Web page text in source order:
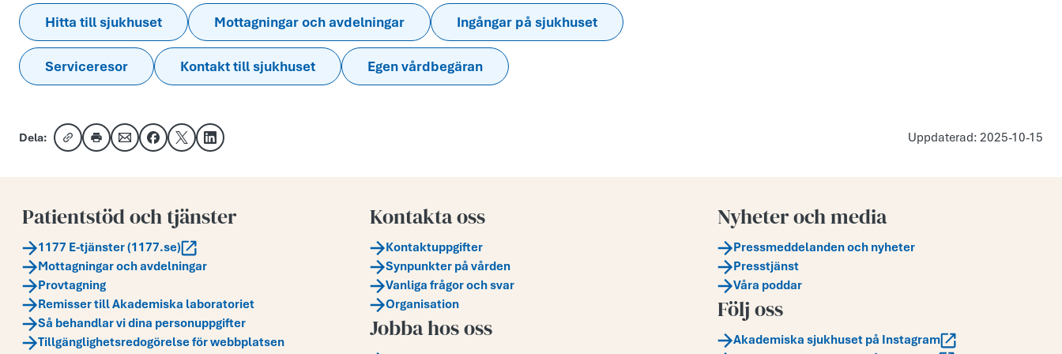
Hitta till sjukhuset Mottagningar och avdelningar Ingångar på sjukhuset
Serviceresor Kontakt till sjukhuset Egen vårdbegäran
Dela:
Kopiera länk
Skriv utDela via e-post
Dela på Facebook
Dela på XDela på LinkedIn
Uppdaterad: 2025-10-15
Patientstöd och tjänster
1177 E-tjänster (1177.se)
Mottagningar och avdelningar
Provtagning
Remisser till Akademiska laboratoriet
Så behandlar vi dina personuppgifter
Tillgänglighetsredogörelse för webbplatsen
Kontakta oss
Kontaktuppgifter
Synpunkter på vården
Vanliga frågor och svar
Organisation
Jobba hos oss
Nyheter och media
Pressmeddelanden och nyheter
Presstjänst
Våra poddar
Följ oss
Akademiska sjukhuset på Instagram